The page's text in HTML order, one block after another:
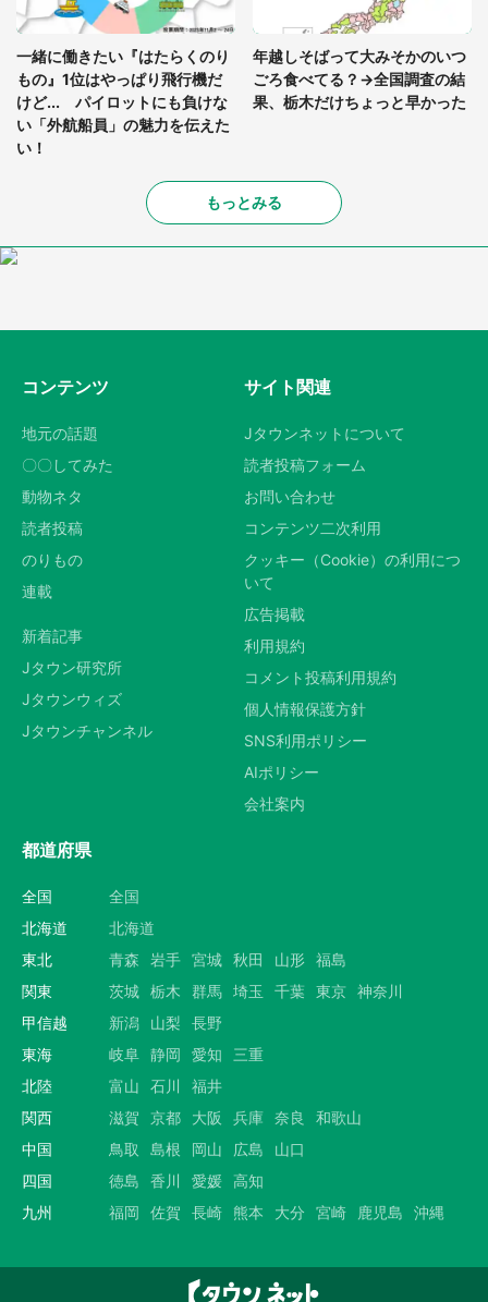
一緒に働きたい『はたらくのり
もの』1位はやっぱり飛行機だ
けど... パイロットにも負けな
い「外航船員」の魅力を伝えた
い！
年越しそばって大みそかのいつ
ごろ食べてる？→全国調査の結
果、栃木だけちょっと早かった
もっとみる
コンテンツ
地元の話題
〇〇してみた
動物ネタ
読者投稿
のりもの
連載
新着記事
Jタウン研究所
Jタウンウィズ
Jタウンチャンネル
サイト関連
Jタウンネットについて
読者投稿フォーム
お問い合わせ
コンテンツ二次利用
クッキー（Cookie）の利用につ
いて
広告掲載
利用規約
コメント投稿利用規約
個人情報保護方針
SNS利用ポリシー
AIポリシー
会社案内
都道府県
全国
全国
北海道
北海道
東北
青森 岩手 宮城 秋田 山形 福島
関東
茨城 栃木 群馬 埼玉 千葉 東京 神奈川
甲信越
新潟 山梨
長野
東海
岐阜 静岡 愛知
三重
北陸
富山 石川
福井
関西
滋賀 京都 大阪 兵庫 奈良
和歌山
中国
鳥取 島根 岡山 広島
山口
四国
徳島 香川 愛媛 高知
九州
福岡 佐賀 長崎 熊本 大分 宮崎 鹿児島 沖縄